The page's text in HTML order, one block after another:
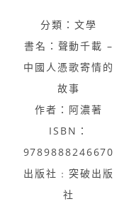
分類：文學
書名：聲動千載 –
中國人憑歌寄情的
故事
作者：阿濃著
ISBN：
9789888246670
出版社﹕突破出版
社